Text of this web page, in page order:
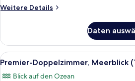
anzeigen
Weitere Details
Weitere
Ondol
Room,
Park
View/Terrace
Daten
Alle
Fotos
Blick
7
Premier-Doppelzimmer, Meerblick
Blick auf den Ozean